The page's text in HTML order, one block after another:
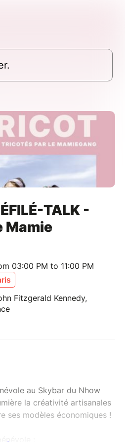
TALK -
Mamie
03:00 PM to 11:00 PM
Fitzgerald Kennedy,
au Skybar du Nhow
la créativité artisanales
ses modèles économiques !
: